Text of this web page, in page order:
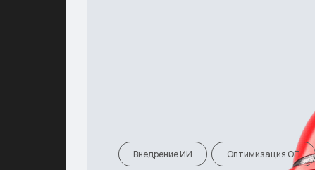
Внедрение ИИ Оптимизация ОП